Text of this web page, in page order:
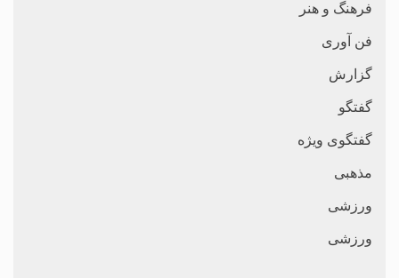
فرهنگ و هنر
فن آوری
گزارش
گفتگو
گفتگوی ویژه
مذهبی
ورزشی
ورزشی